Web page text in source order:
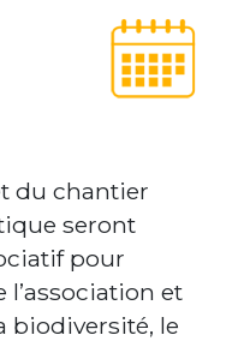
du chantier
seront
pour
l’association et
biodiversité, le